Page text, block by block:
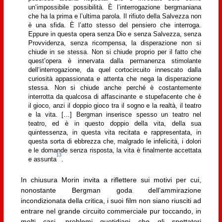
un’impossibile possibilità. È l’interrogazione bergmaniana
che ha la prima e l’ultima parola. Il rifiuto della Salvezza non
è una sfida. È l’atto stesso del pensiero che interroga.
Eppure in questa opera senza Dio e senza Salvezza, senza
Provvidenza, senza ricompensa, la disperazione non si
chiude in se stessa. Non si chiude proprio per il fatto che
quest’opera è innervata dalla permanenza stimolante
dell’interrogazione, da quel cortocircuito innescato dalla
curiosità appassionata e attenta che nega la disperazione
stessa. Non si chiude anche perché è costantemente
interrotta da qualcosa di affascinante e stupefacente che è
il gioco, anzi il doppio gioco tra il sogno e la realtà, il teatro
e la vita. […] Bergman inserisce spesso un teatro nel
teatro, ed è in questo doppio della vita, della sua
quintessenza, in questa vita recitata e rappresentata, in
questa sorta di ebbrezza che, malgrado le infelicità, i dolori
e le domande senza risposta, la vita è finalmente accettata
e assunta
13
In chiusura Morin invita a riflettere sui motivi per cui,
nonostante Bergman goda dell’ammirazione
incondizionata della critica, i suoi film non siano riusciti ad
entrare nel grande circuito commerciale pur toccando, in